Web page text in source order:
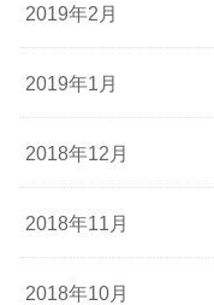
2019年2月
2019年1月
2018年12月
2018年11月
2018年10月